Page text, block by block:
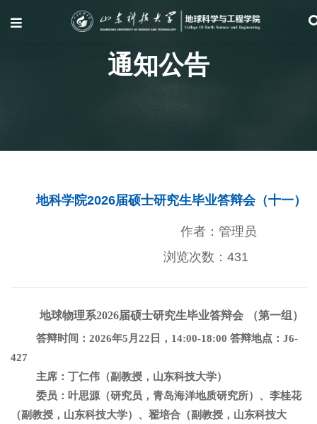
通知公告
地科学院2026届硕士研究生毕业答辩会（十一）
作者：管理员
浏览次数： 431
地球物理系2026届硕士研究生毕业答辩会 （第一组）
答辩时间： 2026年5 月 22 日， 14:00-18:00 答辩地点： J6-
427
主席：丁仁伟（副教授，山东科技大学）
委员：叶思源（研究员，青岛海洋地质研究所）、李桂花
（副教授，山东科技大学）、翟培合（副教授，山东科技大